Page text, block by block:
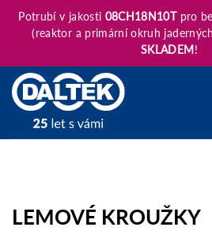
Potrubí v jakosti 08CH18N10Tpro
(reaktor a primární okruh
SKLADEM!
LEMOVÉ KROUŽKY